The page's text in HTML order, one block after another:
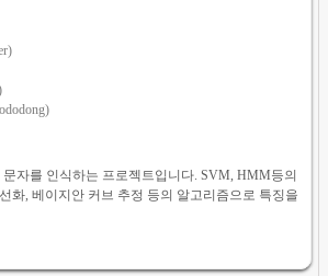
문자를 인식하는 프로젝트입니다. SVM, HMM등의
화, 베이지안 커브 추정 등의 알고리즘으로 특징을